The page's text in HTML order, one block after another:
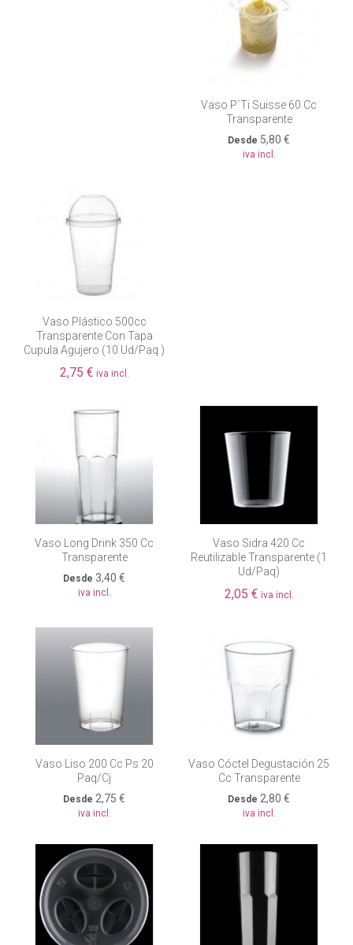
Vaso P´ti Suisse 60 Cc
Transparente
Desde 5,80 €
iva incl.
Vaso Plástico 500cc
Transparente Con Tapa
Cupula Agujero (10 Ud/paq )
2,75 € iva incl.
Vaso Long Drink 350 Cc
Transparente
Desde 3,40 €
iva incl.
Vaso Sidra 420 Cc
Reutilizable Transparente (1
Ud/paq)
2,05 € iva incl.
Vaso Liso 200 Cc Ps 20
Paq/cj
Desde 2,75 €
iva incl.
Vaso Cóctel Degustación 25
Cc Transparente
Desde 2,80 €
iva incl.